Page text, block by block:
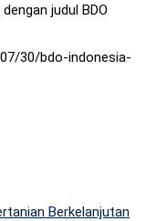
judul BDO
30/bdo-indonesia-
Berkelanjutan